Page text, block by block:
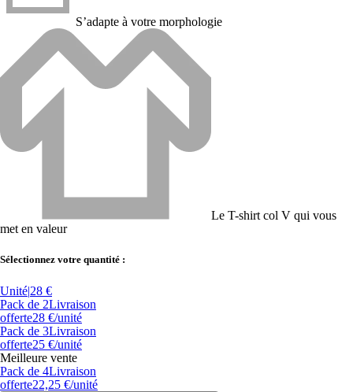
S’adapte à votre morphologie
Le T-shirt col V qui vous
met en valeur
Sélectionnez votre quantité :
Unité|28 €
Pack de 2Livraison
offerte28 €/unité
Pack de 3Livraison
offerte25 €/unité
Meilleure vente
Pack de 4Livraison
offerte22,25 €/unité